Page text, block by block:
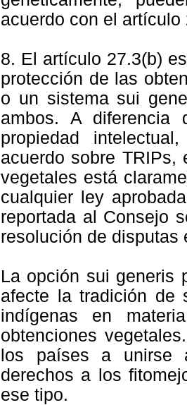
acuerdo con el artículo
8. El artículo 27.3(b)
protección de las
o un sistema sui
ambos. A diferencia
propiedad
acuerdo sobre TRIPs,
vegetales está
cualquier ley
reportada al Consejo
resolución de disputas
La opción sui generis
afecte la tradición de
indígenas en
obtenciones
los países a unirse
derechos a los
ese tipo.